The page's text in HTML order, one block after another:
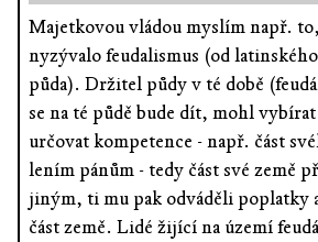
Majetkovou vládou myslím např.
nyzývalo feudalismus (od
půda). Držitel půdy v té době
se na té půdě bude dít, mohl
určovat kompetence - např. část
lením pánům - tedy část své země
jiným, ti mu pak odváděli poplatky
část země. Lidé žijící na území